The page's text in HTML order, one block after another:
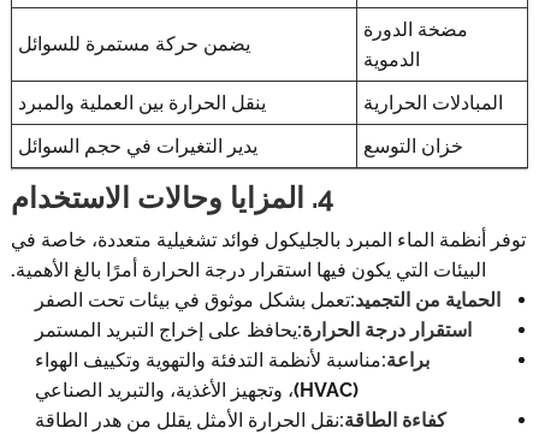
مضخة الدورة
الدموية
يضمن حركة مستمرة للسوائل
المبادلات الحرارية
ينقل الحرارة بين العملية والمبرد
خزان التوسع
يدير التغيرات في حجم السوائل
4. المزايا وحالات الاستخدام
توفر أنظمة الماء المبرد بالجليكول فوائد تشغيلية متعددة، خاصة في
البيئات التي يكون فيها استقرار درجة الحرارة أمرًا بالغ الأهمية.
الحماية من التجميد:تعمل بشكل موثوق في بيئات تحت الصفر
استقرار درجة الحرارة:يحافظ على إخراج التبريد المستمر
براعة:مناسبة لأنظمة التدفئة والتهوية وتكييف الهواء
(HVAC)، وتجهيز الأغذية، والتبريد الصناعي
كفاءة الطاقة:نقل الحرارة الأمثل يقلل من هدر الطاقة